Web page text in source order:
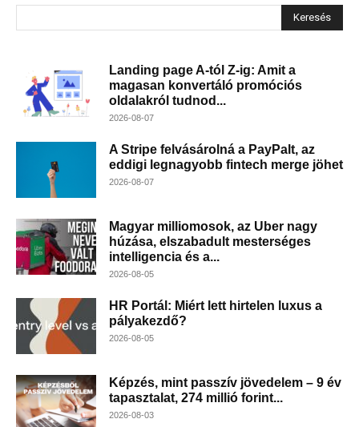
Keresés
Landing page A-tól Z-ig: Amit a
magasan konvertáló promóciós
oldalakról tudnod...
2026-08-07
A Stripe felvásárolná a PayPalt, az
eddigi legnagyobb fintech merge jöhet
2026-08-07
Magyar milliomosok, az Uber nagy
húzása, elszabadult mesterséges
intelligencia és a...
2026-08-05
HR Portál: Miért lett hirtelen luxus a
pályakezdő?
2026-08-05
Képzés, mint passzív jövedelem – 9 év
tapasztalat, 274 millió forint...
2026-08-03